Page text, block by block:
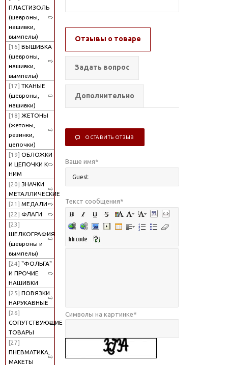
ПЛАСТИЗОЛЬ
(шевроны,
нашивки,
вымпелы)
[16] ВЫШИВКА
(шевроны,
нашивки,
вымпелы)
[17] ТКАНЫЕ
(шевроны,
нашивки)
[18] ЖЕТОНЫ
(жетоны,
резинки,
цепочки)
[19] ОБЛОЖКИ
И ЦЕПОЧКИ К
НИМ
[20] ЗНАЧКИ
МЕТАЛЛИЧЕСКИЕ
[21] МЕДАЛИ
[22] ФЛАГИ
[23]
ШЕЛКОГРАФИЯ
(шевроны и
вымпелы)
[24] "ФОЛЬГА"
И ПРОЧИЕ
НАШИВКИ
[25] ПОВЯЗКИ
НАРУКАВНЫЕ
[26]
СОПУТСТВУЮЩИЕ
ТОВАРЫ
[27]
ПНЕВМАТИКА,
МАКЕТЫ
Отзывы о товаре
Задать вопрос
Дополнительно
ОСТАВИТЬ ОТЗЫВ
Ваше имя*
Текст сообщения*
Символы на картинке*